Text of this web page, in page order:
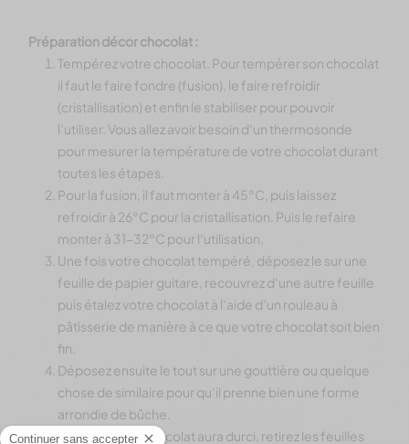
Préparation décor chocolat :
Tempérez votre chocolat. Pour tempérer son chocolat
il faut le faire fondre (fusion), le faire refroidir
(cristallisation) et enfin le stabiliser pour pouvoir
l’utiliser. Vous allez avoir besoin d’un thermosonde
pour mesurer la température de votre chocolat durant
toutes les étapes.
Pour la fusion, il faut monter à 45°C, puis laissez
refroidir à 26°C pour la cristallisation. Puis le refaire
monter à 31-32°C pour l’utilisation.
Une fois votre chocolat tempéré, déposez le sur une
feuille de papier guitare, recouvrez d’une autre feuille
puis étalez votre chocolat à l’aide d’un rouleau à
pâtisserie de manière à ce que votre chocolat soit bien
fin.
Déposez ensuite le tout sur une gouttière ou quelque
chose de similaire pour qu’il prenne bien une forme
arrondie de bûche.
Lorsque votre chocolat aura durci, retirez les feuilles